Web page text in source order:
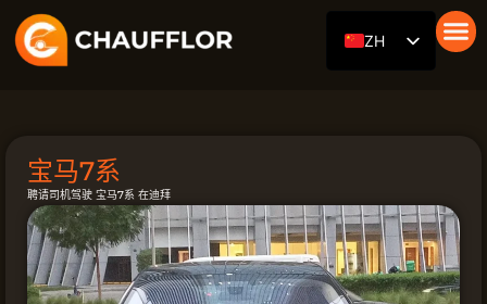
至
ZH
ES
FR
HI
宝马7系
聘请司机驾驶 宝马7系 在迪拜